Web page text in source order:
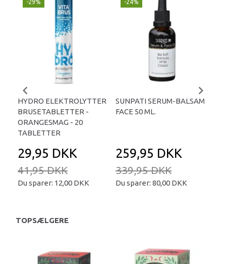
-29%
HYDRO ELEKTROLYTTER
BRUSETABLETTER -
ORANGESMAG - 20
TABLETTER
29,95 DKK
41,95 DKK
Du sparer: 12,00 DKK
-24%
SUNPATI SERUM-BALSAM
FACE 50 ML.
259,95 DKK
339,95 DKK
Du sparer: 80,00 DKK
TOPSÆLGERE